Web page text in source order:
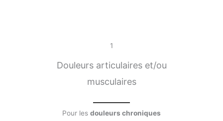
1
Douleurs articulaires et/ou
musculaires
Pour les douleurs chroniques